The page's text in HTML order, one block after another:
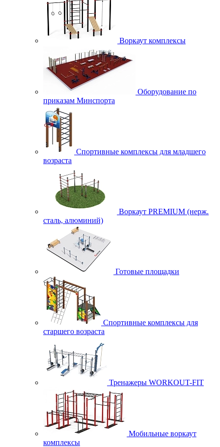
Воркаут комплексы
Оборудование по
приказам Минспорта
Спортивные комплексы для младшего
возраста
Воркаут PREMIUM (нерж.
сталь, алюминий)
Готовые площадки
Спортивные комплексы для
старшего возраста
Тренажеры WORKOUT-FIT
Мобильные воркаут
комплексы